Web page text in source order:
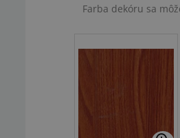
Farba dekóru sa